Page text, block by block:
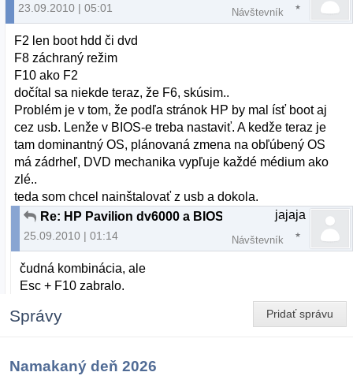
23.09.2010 | 05:01 Návštevník
F2 len boot hdd či dvd
F8 záchraný režim
F10 ako F2
dočítal sa niekde teraz, že F6, skúsim..
Problém je v tom, že podľa stránok HP by mal ísť boot aj
cez usb. Lenže v BIOS-e treba nastaviť. A kedže teraz je
tam dominantný OS, plánovaná zmena na obľúbený OS
má zádrheľ, DVD mechanika vypľuje každé médium ako
zlé..
teda som chcel nainštalovať z usb a dokola.
Re: HP Pavilion dv6000 a BIOS
25.09.2010 | 01:14
jajaja
Návštevník
čudná kombinácia, ale
Esc + F10 zabralo.
Pridať správu
Správy
Namakaný deň 2026